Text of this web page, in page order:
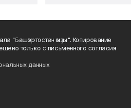
"Башҡортостан ҡыҙы". Копирование
только с письменного согласия
данных